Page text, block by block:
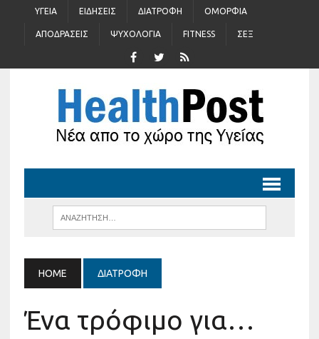
ΥΓΕΊΑ ΕΙΔΉΣΕΙΣ ΔΙΑΤΡΟΦΉ ΟΜΟΡΦΙΆ
ΑΠΟΔΡΆΣΕΙΣ ΨΥΧΟΛΟΓΊΑ FITNESS ΣΈΞ
HOME ΔΙΑΤΡΟΦΉ
Ένα τρόφιμο για…